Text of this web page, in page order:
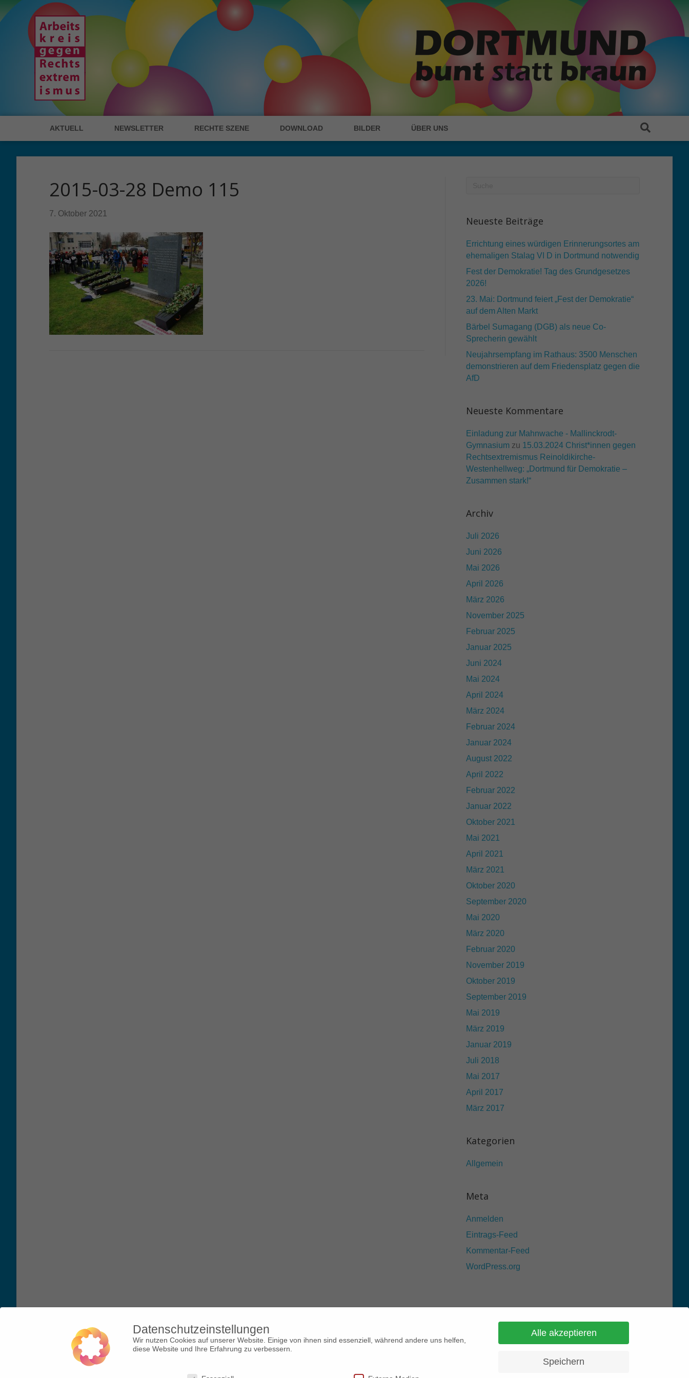
AKTUELL NEWSLETTER RECHTE SZENE DOWNLOAD BILDER ÜBER UNS
2015-03-28 Demo 115
7. Oktober 2021
Neueste Beiträge
Errichtung eines würdigen Erinnerungsortes am
ehemaligen Stalag VI D in Dortmund notwendig
Fest der Demokratie! Tag des Grundgesetzes
2026!
23. Mai: Dortmund feiert „Fest der Demokratie“
auf dem Alten Markt
Bärbel Sumagang (DGB) als neue Co-
Sprecherin gewählt
Neujahrsempfang im Rathaus: 3500 Menschen
demonstrieren auf dem Friedensplatz gegen die
AfD
Neueste Kommentare
Einladung zur Mahnwache - Mallinckrodt-
Gymnasium zu 15.03.2024 Christ*innen gegen
Rechtsextremismus Reinoldikirche-
Westenhellweg: „Dortmund für Demokratie –
Zusammen stark!“
Archiv
Juli 2026
Juni 2026
Mai 2026
April 2026
März 2026
November 2025
Februar 2025
Januar 2025
Juni 2024
Mai 2024
April 2024
März 2024
Februar 2024
Januar 2024
August 2022
April 2022
Februar 2022
Januar 2022
Oktober 2021
Mai 2021
April 2021
März 2021
Oktober 2020
September 2020
Mai 2020
März 2020
Februar 2020
November 2019
Oktober 2019
September 2019
Mai 2019
März 2019
Januar 2019
Juli 2018
Mai 2017
April 2017
März 2017
Kategorien
Allgemein
Meta
Anmelden
Eintrags-Feed
Kommentar-Feed
WordPress.org
© 2018 Arbeitskreis gegen Rechtsextremismus |Impressum|Datenschutz
Datenschutzeinstellungen
Wir nutzen Cookies auf unserer Website. Einige von ihnen sind essenziell, während andere uns helfen,
diese Website und Ihre Erfahrung zu verbessern.
Alle akzeptieren
Speichern